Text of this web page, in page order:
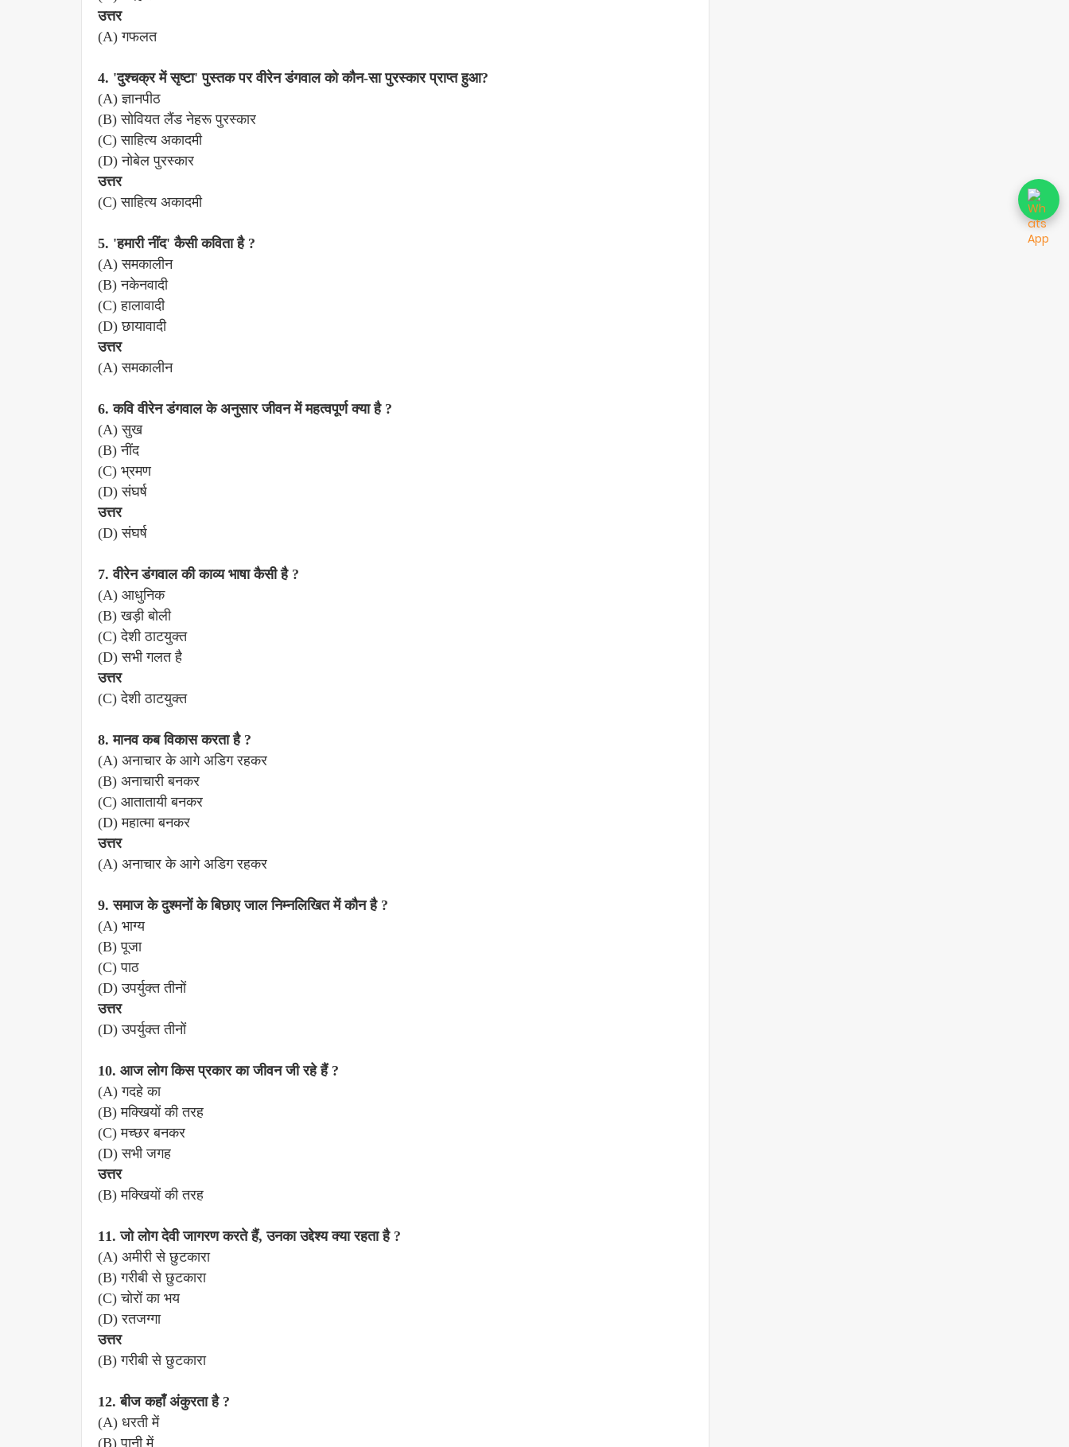
उत्तर
(A) गफलत
4. 'दुश्चक्र में सृष्टा' पुस्तक पर वीरेन डंगवाल को कौन-सा पुरस्कार प्राप्त हुआ?
(A) ज्ञानपीठ
(B) सोवियत लैंड नेहरू पुरस्कार
(C) साहित्य अकादमी
(D) नोबेल पुरस्कार
उत्तर
(C) साहित्य अकादमी
5. 'हमारी नींद' कैसी कविता है ?
(A) समकालीन
(B) नकेनवादी
(C) हालावादी
(D) छायावादी
उत्तर
(A) समकालीन
6. कवि वीरेन डंगवाल के अनुसार जीवन में महत्वपूर्ण क्या है ?
(A) सुख
(B) नींद
(C) भ्रमण
(D) संघर्ष
उत्तर
(D) संघर्ष
7. वीरेन डंगवाल की काव्य भाषा कैसी है ?
(A) आधुनिक
(B) खड़ी बोली
(C) देशी ठाटयुक्त
(D) सभी गलत है
उत्तर
(C) देशी ठाटयुक्त
8. मानव कब विकास करता है ?
(A) अनाचार के आगे अडिग रहकर
(B) अनाचारी बनकर
(C) आतातायी बनकर
(D) महात्मा बनकर
उत्तर
(A) अनाचार के आगे अडिग रहकर
9. समाज के दुश्मनों के बिछाए जाल निम्नलिखित में कौन है ?
(A) भाग्य
(B) पूजा
(C) पाठ
(D) उपर्युक्त तीनों
उत्तर
(D) उपर्युक्त तीनों
10. आज लोग किस प्रकार का जीवन जी रहे हैं ?
(A) गदहे का
(B) मक्खियों की तरह
(C) मच्छर बनकर
(D) सभी जगह
उत्तर
(B) मक्खियों की तरह
11. जो लोग देवी जागरण करते हैं, उनका उद्देश्य क्या रहता है ?
(A) अमीरी से छुटकारा
(B) गरीबी से छुटकारा
(C) चोरों का भय
(D) रतजग्गा
उत्तर
(B) गरीबी से छुटकारा
12. बीज कहाँ अंकुरता है ?
(A) धरती में
(B) पानी में